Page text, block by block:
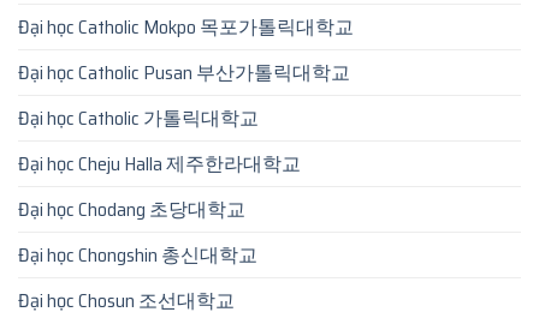
Đại học Catholic Mokpo 목포가톨릭대학교
Đại học Catholic Pusan 부산가톨릭대학교
Đại học Catholic 가톨릭대학교
Đại học Cheju Halla 제주한라대학교
Đại học Chodang 초당대학교
Đại học Chongshin 총신대학교
Đại học Chosun 조선대학교